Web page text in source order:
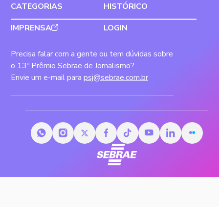
CATEGORIAS
HISTÓRICO
IMPRENSA
LOGIN
Precisa falar com a gente ou tem dúvidas sobre
o 13º Prêmio Sebrae de Jornalismo?
Envie um e-mail para psj@sebrae.com.br